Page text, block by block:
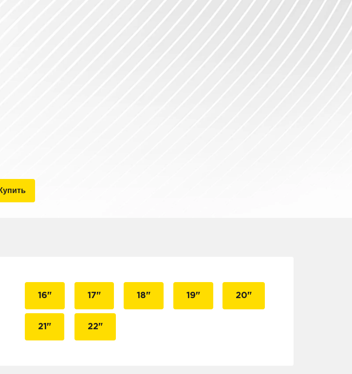
Купить
16" 17" 18" 19" 20"
21" 22"